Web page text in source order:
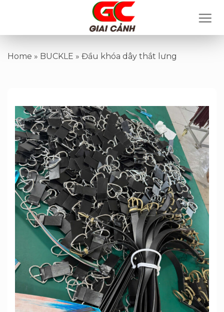
Home » BUCKLE » Đầu khóa dây thắt lưng